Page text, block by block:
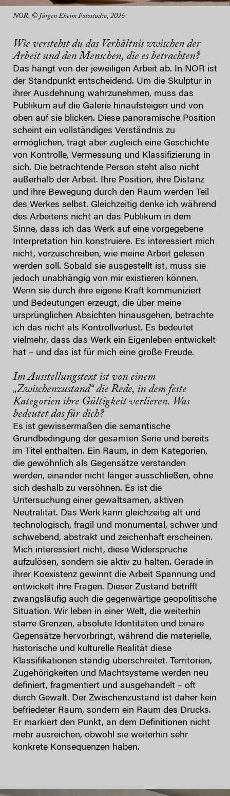
NOR, © Jürgen Eheim Fotostudio, 2026
Wie verstehst du das Verhältnis zwischen der
Arbeit und den Menschen, die es betrachten?
Das hängt von der jeweiligen Arbeit ab. In NOR ist
der Standpunkt entscheidend. Um die Skulptur in
ihrer Ausdehnung wahrzunehmen, muss das
Publikum auf die Galerie hinaufsteigen und von
oben auf sie blicken. Diese panoramische Position
scheint ein vollständiges Verständnis zu
ermöglichen, trägt aber zugleich eine Geschichte
von Kontrolle, Vermessung und Klassifizierung in
sich. Die betrachtende Person steht also nicht
außerhalb der Arbeit. Ihre Position, ihre Distanz
und ihre Bewegung durch den Raum werden Teil
des Werkes selbst. Gleichzeitig denke ich während
des Arbeitens nicht an das Publikum in dem
Sinne, dass ich das Werk auf eine vorgegebene
Interpretation hin konstruiere. Es interessiert mich
nicht, vorzuschreiben, wie meine Arbeit gelesen
werden soll. Sobald sie ausgestellt ist, muss sie
jedoch unabhängig von mir existieren können.
Wenn sie durch ihre eigene Kraft kommuniziert
und Bedeutungen erzeugt, die über meine
ursprünglichen Absichten hinausgehen, betrachte
ich das nicht als Kontrollverlust. Es bedeutet
vielmehr, dass das Werk ein Eigenleben entwickelt
hat – und das ist für mich eine große Freude.
Im Ausstellungstext ist von einem
„Zwischenzustand“ die Rede, in dem feste
Kategorien ihre Gültigkeit verlieren. Was
bedeutet das für dich?
Es ist gewissermaßen die semantische
Grundbedingung der gesamten Serie und bereits
im Titel enthalten. Ein Raum, in dem Kategorien,
die gewöhnlich als Gegensätze verstanden
werden, einander nicht länger ausschließen, ohne
sich deshalb zu versöhnen. Es ist die
Untersuchung einer gewaltsamen, aktiven
Neutralität. Das Werk kann gleichzeitig alt und
technologisch, fragil und monumental, schwer und
schwebend, abstrakt und zeichenhaft erscheinen.
Mich interessiert nicht, diese Widersprüche
aufzulösen, sondern sie aktiv zu halten. Gerade in
ihrer Koexistenz gewinnt die Arbeit Spannung und
entwickelt ihre Fragen. Dieser Zustand betrifft
zwangsläufig auch die gegenwärtige geopolitische
Situation. Wir leben in einer Welt, die weiterhin
starre Grenzen, absolute Identitäten und binäre
Gegensätze hervorbringt, während die materielle,
historische und kulturelle Realität diese
Klassifikationen ständig überschreitet. Territorien,
Zugehörigkeiten und Machtsysteme werden neu
definiert, fragmentiert und ausgehandelt – oft
durch Gewalt. Der Zwischenzustand ist daher kein
befriedeter Raum, sondern ein Raum des Drucks.
Er markiert den Punkt, an dem Definitionen nicht
mehr ausreichen, obwohl sie weiterhin sehr
konkrete Konsequenzen haben.